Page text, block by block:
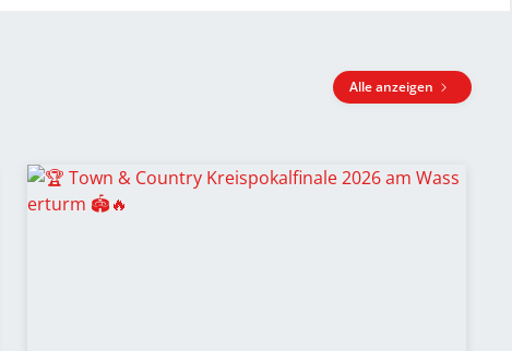
Alle anzeigen